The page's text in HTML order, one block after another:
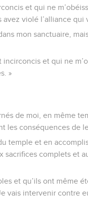
et qui ne
violé l’alliance qui
mon sanctuaire,
et qui ne
»
de moi, en même
les conséquences de
temple et en
complets et
et qu’ils ont même
vais intervenir contre